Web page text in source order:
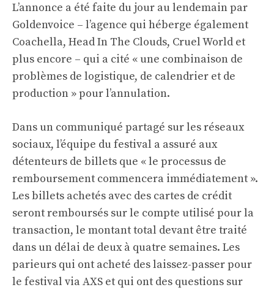
L’annonce a été faite du jour au lendemain par
Goldenvoice – l’agence qui héberge également
Coachella, Head In The Clouds, Cruel World et
plus encore – qui a cité « une combinaison de
problèmes de logistique, de calendrier et de
production » pour l’annulation.
Dans un communiqué partagé sur les réseaux
sociaux, l’équipe du festival a assuré aux
détenteurs de billets que « le processus de
remboursement commencera immédiatement ».
Les billets achetés avec des cartes de crédit
seront remboursés sur le compte utilisé pour la
transaction, le montant total devant être traité
dans un délai de deux à quatre semaines. Les
parieurs qui ont acheté des laissez-passer pour
le festival via AXS et qui ont des questions sur